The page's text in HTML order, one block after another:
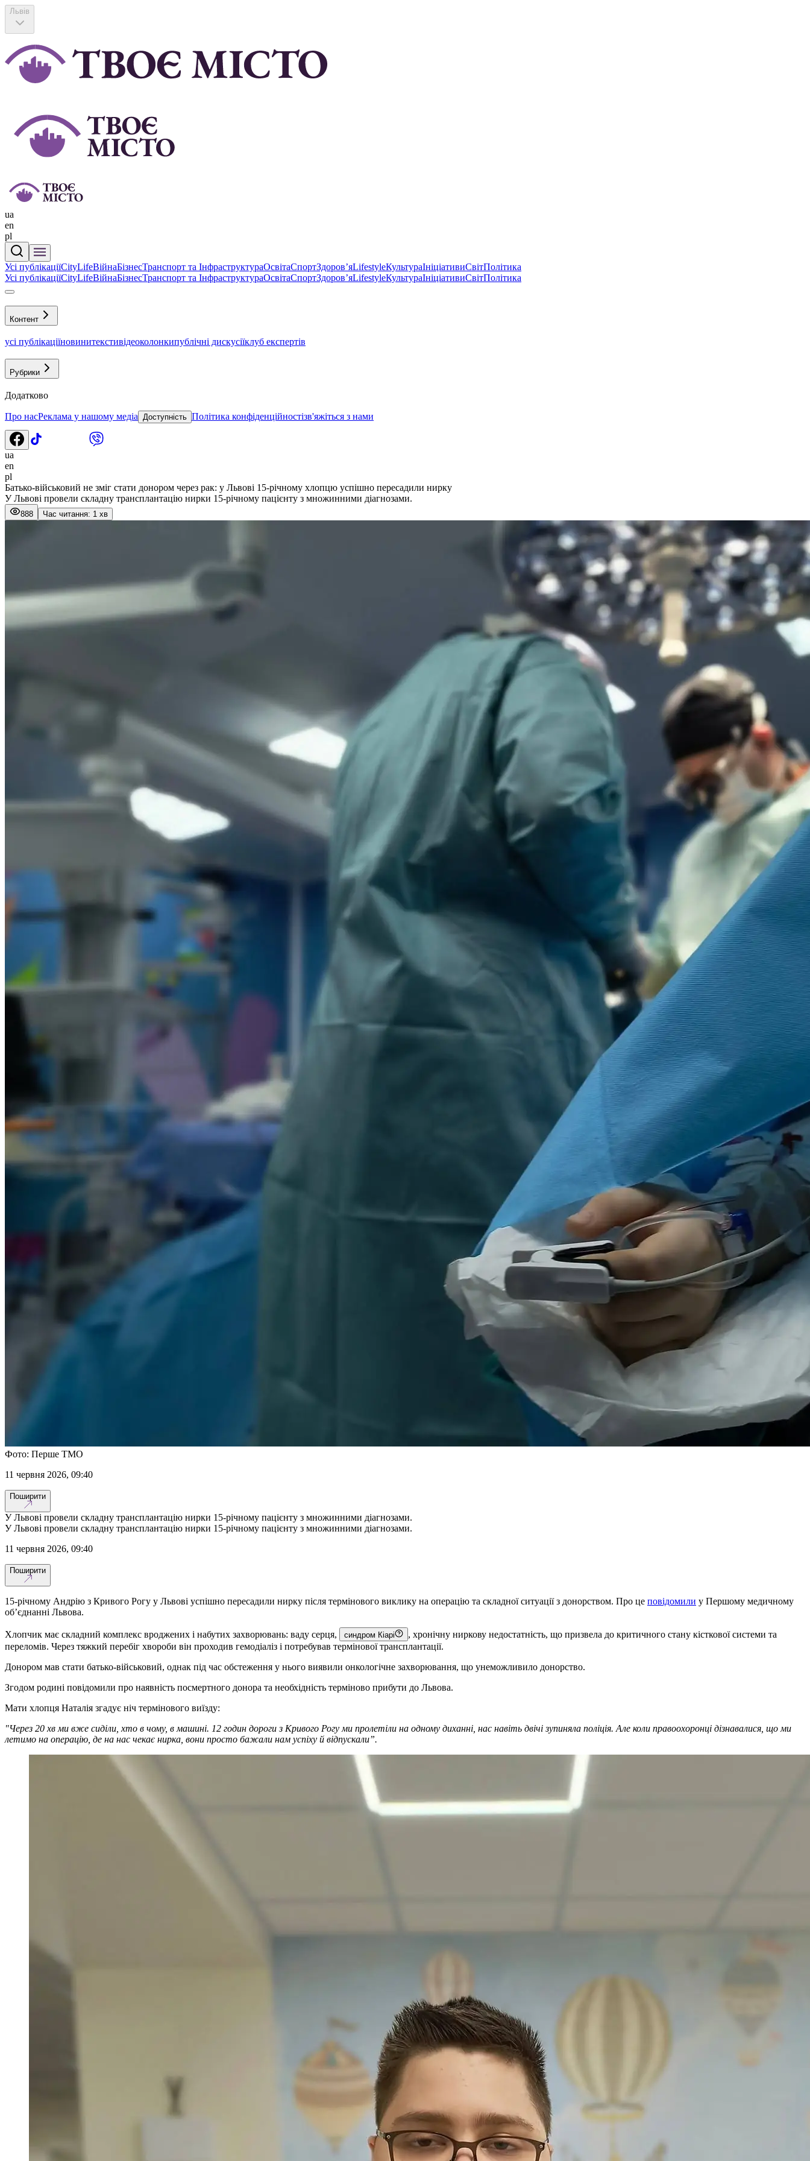
Львів
ua
en
pl
Усі публікаціїCityLifeВійнаБізнесТранспорт та ІнфраструктураОсвітаСпортЗдоровʼяLifestyleКультураІніціативиСвітПолітика
Усі публікаціїCityLifeВійнаБізнесТранспорт та ІнфраструктураОсвітаСпортЗдоровʼяLifestyleКультураІніціативиСвітПолітика
Контент
усі публікаціїновинитекстивідеоколонкипублічні дискусіїклуб експертів
Рубрики
Додатково
Про насРеклама у нашому медіа Доступність Політика конфіденційностізв'яжіться з нами
ua
en
pl
Батько-військовий не зміг стати донором через рак: у Львові 15-річному хлопцю успішно пересадили нирку
У Львові провели складну трансплантацію нирки 15-річному пацієнту з множинними діагнозами.
888 Час читання: 1 хв
Фото: Перше ТМО
11 червня 2026, 09:40
Поширити
У Львові провели складну трансплантацію нирки 15-річному пацієнту з множинними діагнозами.
У Львові провели складну трансплантацію нирки 15-річному пацієнту з множинними діагнозами.
11 червня 2026, 09:40
Поширити
15-річному Андрію з Кривого Рогу у Львові успішно пересадили нирку після термінового виклику на операцію та складної ситуації з донорством. Про це повідомили у Першому медичному
об’єднанні Львова.
Хлопчик має складний комплекс вроджених і набутих захворювань: ваду серця, синдром Кіарі
, хронічну ниркову недостатність, що призвела до критичного стану кісткової системи та
переломів. Через тяжкий перебіг хвороби він проходив гемодіаліз і потребував термінової трансплантації.
Донором мав стати батько-військовий, однак під час обстеження у нього виявили онкологічне захворювання, що унеможливило донорство.
Згодом родині повідомили про наявність посмертного донора та необхідність терміново прибути до Львова.
Мати хлопця Наталія згадує ніч термінового виїзду:
"Через 20 хв ми вже сиділи, хто в чому, в машині. 12 годин дороги з Кривого Рогу ми пролетіли на одному диханні, нас навіть двічі зупиняла поліція. Але коли правоохоронці дізнавалися, що ми
летимо на операцію, де на нас чекає нирка, вони просто бажали нам успіху й відпускали”.